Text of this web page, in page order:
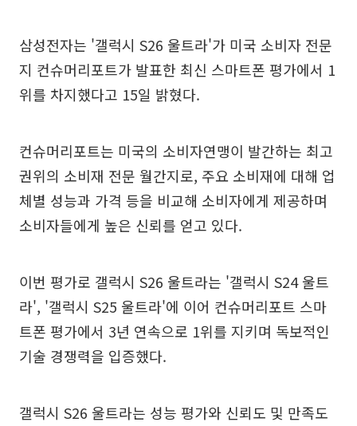
삼성전자는 '갤럭시 S26 울트라'가 미국 소비자 전문
지 컨슈머리포트가 발표한 최신 스마트폰 평가에서 1
위를 차지했다고 15일 밝혔다.
컨슈머리포트는 미국의 소비자연맹이 발간하는 최고
권위의 소비재 전문 월간지로, 주요 소비재에 대해 업
체별 성능과 가격 등을 비교해 소비자에게 제공하며
소비자들에게 높은 신뢰를 얻고 있다.
이번 평가로 갤럭시 S26 울트라는 '갤럭시 S24 울트
라', '갤럭시 S25 울트라'에 이어 컨슈머리포트 스마
트폰 평가에서 3년 연속으로 1위를 지키며 독보적인
기술 경쟁력을 입증했다.
갤럭시 S26 울트라는 성능 평가와 신뢰도 및 만족도